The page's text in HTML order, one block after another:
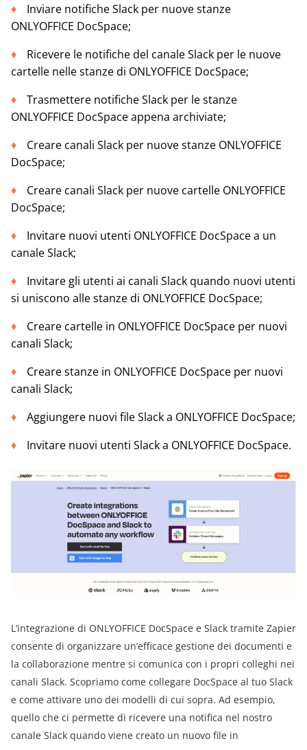
Inviare notifiche Slack per nuove stanze
ONLYOFFICE DocSpace;
Ricevere le notifiche del canale Slack per le nuove
cartelle nelle stanze di ONLYOFFICE DocSpace;
Trasmettere notifiche Slack per le stanze
ONLYOFFICE DocSpace appena archiviate;
Creare canali Slack per nuove stanze ONLYOFFICE
DocSpace;
Creare canali Slack per nuove cartelle ONLYOFFICE
DocSpace;
Invitare nuovi utenti ONLYOFFICE DocSpace a un
canale Slack;
Invitare gli utenti ai canali Slack quando nuovi utenti
si uniscono alle stanze di ONLYOFFICE DocSpace;
Creare cartelle in ONLYOFFICE DocSpace per nuovi
canali Slack;
Creare stanze in ONLYOFFICE DocSpace per nuovi
canali Slack;
Aggiungere nuovi file Slack a ONLYOFFICE DocSpace;
Invitare nuovi utenti Slack a ONLYOFFICE DocSpace.
L’integrazione di ONLYOFFICE DocSpace e Slack tramite Zapier
consente di organizzare un’efficace gestione dei documenti e
la collaborazione mentre si comunica con i propri colleghi nei
canali Slack. Scopriamo come collegare DocSpace al tuo Slack
e come attivare uno dei modelli di cui sopra. Ad esempio,
quello che ci permette di ricevere una notifica nel nostro
canale Slack quando viene creato un nuovo file in